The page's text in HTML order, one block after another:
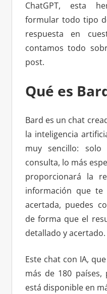
ChatGPT, esta
formular todo tipo
respuesta en
contamos todo
post.
Qué es
Bard es un chat
la inteligencia
muy sencillo:
consulta, lo más
proporcionará la
información que
acertada, puedes
de forma que el
detallado y acertado.
Este chat con IA,
más de 180
está disponible en